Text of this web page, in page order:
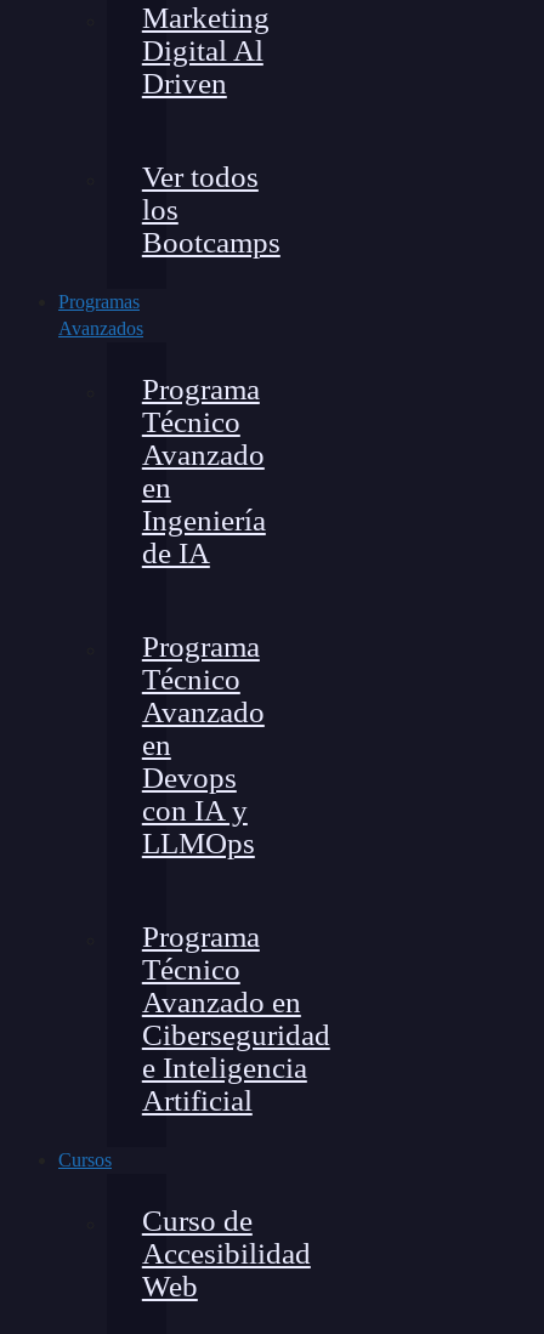
Marketing
Digital Al
Driven
Ver todos
los
Bootcamps
Programas
Avanzados
Programa
Técnico
Avanzado
en
Ingeniería
de IA
Programa
Técnico
Avanzado
en
Devops
con IA y
LLMOps
Programa
Técnico
Avanzado en
Ciberseguridad
e Inteligencia
Artificial
Cursos
Curso de
Accesibilidad
Web